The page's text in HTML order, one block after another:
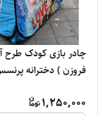
چادر بازی کودک طرح
فروزن ) دخترانه
کد9
1,250,000